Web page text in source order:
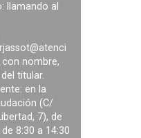
llamando al
con nombre,
titular.
en la
(C/
7), de
8:30 a 14:30